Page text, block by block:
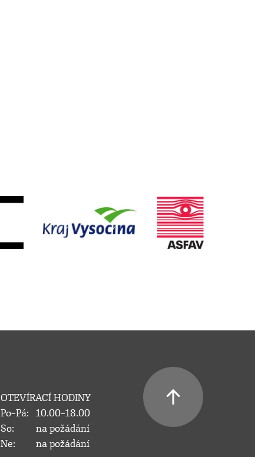
OTEVÍRACÍ HODINY
Po–Pá:
10.00–18.00
So:
na požádání
Ne:
na požádání